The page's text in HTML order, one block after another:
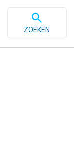
ZOEKEN